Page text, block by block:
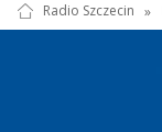
Radio Szczecin »